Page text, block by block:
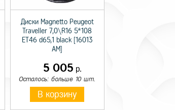
Диски Magnetto Peugeot
Traveller 7,0\R16 5*108
ET46 d65,1 black [16013
AM]
5 005р.
Осталось: больше 10 шт.
В корзину